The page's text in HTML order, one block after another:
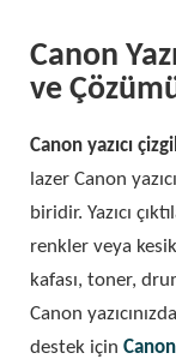
Canon
ve
Canon yazıcı
lazer Canon
biridir. Yazıcı
renkler veya
kafası, toner,
Canon
destek için